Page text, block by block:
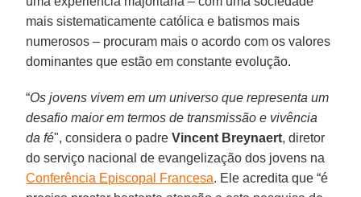
mais sistematicamente católica e batismos mais
numerosos – procuram mais o acordo com os valores
dominantes que estão em constante evolução.
“Os jovens vivem em um universo que representa um
desafio maior em termos de transmissão e vivência
da fé", considera o padreVincent Breynaert, diretor
do serviço nacional de evangelização dos jovens na
Conferência Episcopal Francesa. Ele acredita que “é